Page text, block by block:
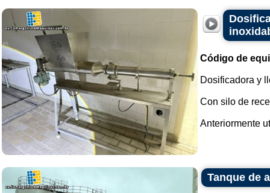
Código de
Dosificadora y
Con silo de
Anteriormente
Tanque de